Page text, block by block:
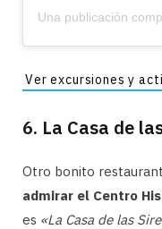
Ver excursiones y
6. La Casa de
Otro bonito
admirar el Centro
es «La Casa de las